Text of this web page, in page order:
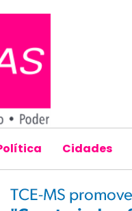
Cidades